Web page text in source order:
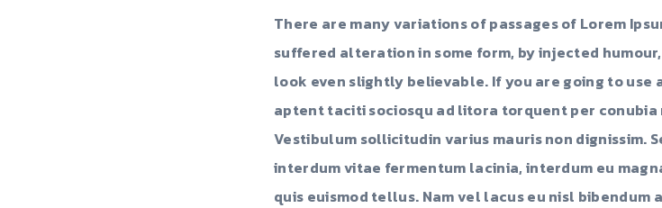
There are many variations of passages of Lorem
suffered alteration in some form, by injected
look even slightly believable. If you are going to use
aptent taciti sociosqu ad litora torquent per conubia
Vestibulum sollicitudin varius mauris non dignissim.
interdum vitae fermentum lacinia, interdum eu
quis euismod tellus. Nam vel lacus eu nisl bibendum